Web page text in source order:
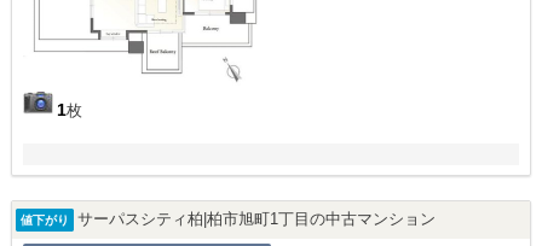
1枚
値下がり サーパスシティ柏|柏市旭町1丁目の中古マンション